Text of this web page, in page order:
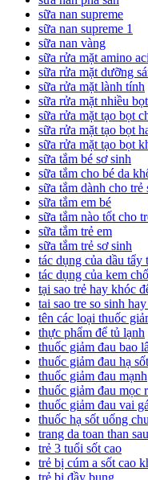
sữa nan supreme
sữa nan supreme 1
sữa nan vàng
sữa rửa mặt amino
sữa rửa mặt dưỡng
sữa rửa mặt lành tính
sữa rửa mặt nhiều bọt
sữa rửa mặt tạo bọt
sữa rửa mặt tạo bọt
sữa rửa mặt tạo bọt
sữa tắm bé sơ sinh
sữa tắm cho bé da
sữa tắm dành cho trẻ
sữa tắm em bé
sữa tắm nào tốt cho
sữa tắm trẻ em
sữa tắm trẻ sơ sinh
tác dụng của dầu tẩy
tác dụng của kem
tại sao trẻ hay khóc
tai sao tre so sinh
tên các loại thuốc
thực phẩm để tủ lạnh
thuốc giảm đau bao
thuốc giảm đau hạ
thuốc giảm đau mạnh
thuốc giảm đau mọc
thuốc giảm đau vai
thuốc hạ sốt uống
trang da toan than
trẻ 3 tuổi sốt cao
trẻ bị cúm a sốt cao
trẻ bị đầy bụng